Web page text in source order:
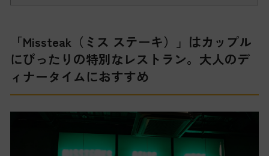
「Missteak（ミス ステーキ）」はカップル
にぴったりの特別なレストラン。大人のデ
ィナータイムにおすすめ